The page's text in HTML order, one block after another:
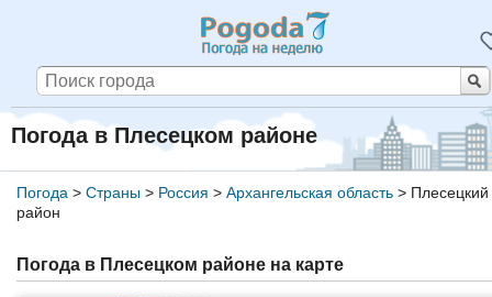
Погода в Плесецком районе
Погода > Страны> Россия > Архангельская область> Плесецкий
район
Погода в Плесецком районе на карте